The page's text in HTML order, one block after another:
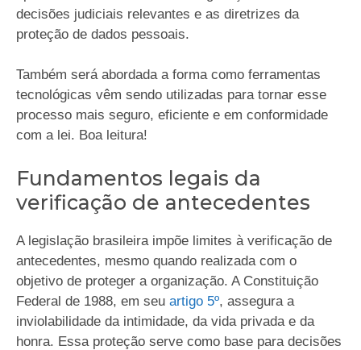
decisões judiciais relevantes e as diretrizes da
proteção de dados pessoais.
Também será abordada a forma como ferramentas
tecnológicas vêm sendo utilizadas para tornar esse
processo mais seguro, eficiente e em conformidade
com a lei. Boa leitura!
Fundamentos legais da
verificação de antecedentes
A legislação brasileira impõe limites à verificação de
antecedentes, mesmo quando realizada com o
objetivo de proteger a organização. A Constituição
Federal de 1988, em seu artigo 5º, assegura a
inviolabilidade da intimidade, da vida privada e da
honra. Essa proteção serve como base para decisões